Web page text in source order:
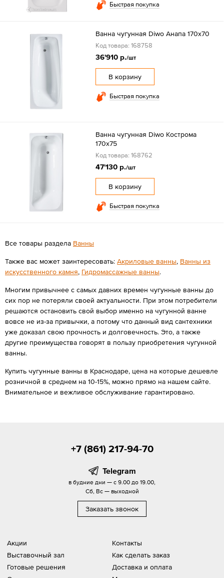
Быстрая покупка
Ванна чугунная Diwo Анапа 170x70
Код товара: 168758
36'910 р./шт
В корзину
Быстрая покупка
Ванна чугунная Diwo Кострома
170x75
Код товара: 168762
47'130 р./шт
В корзину
Быстрая покупка
Все товары раздела Ванны
Также вас может заинтересовать: Акриловые ванны, Ванны из
искусственного камня, Гидромассажные ванны.
Многим привычнее с самых давних времен чугунные ванны до
сих пор не потеряли своей актуальности. При этом потребители
решаются остановить свой выбор именно на чугунной ванне
вовсе не из-за привычки, а потому что данный вид сантехники
уже доказал свою прочность и долговечность. Это, а также
другие преимущества говорят в пользу приобретения чугунной
ванны.
Купить чугунные ванны в Краснодаре, цена на которые дешевле
розничной в среднем на 10-15%, можно прямо на нашем сайте.
Внимательное и вежливое обслуживание гарантировано.
Акции
Выставочный зал
Готовые решения
Контакты
Как сделать заказ
Доставка и оплата
+7 (861) 217-94-70
Telegram
в будние дни — с 9.00 до 19.00,
Сб, Вс — выходной
Заказать звонок